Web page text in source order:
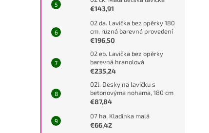
€143,91
02 da. Lavička bez opěrky 180
cm, různá barevná provedení
€196,50
02 eb. Lavička bez opěrky
barevná hranolová
€235,24
02l. Desky na lavičku s
betonovýma nohama, 180 cm
€87,84
07 ha. Kladinka malá
€66,42